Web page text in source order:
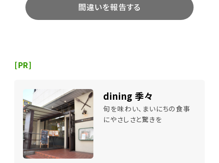
間違いを報告する
[PR]
dining 季々
旬を味わい、まいにちの食事
にやさしさと驚きを